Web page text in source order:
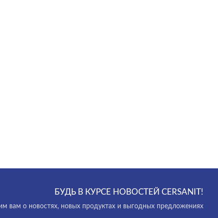
БУДЬ В КУРСЕ НОВОСТЕЙ CERSANIT!
вам о новостях, новых продуктах и выгодных предложениях